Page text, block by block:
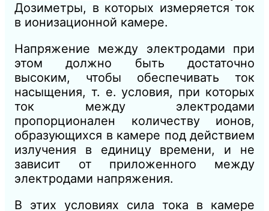
Дозиметры, в которых измеряется ток
в ионизационной камере.
Напряжение между электродами при
этом должно быть достаточно
высоким, чтобы обеспечивать ток
насыщения, т. е. условия, при которых
ток между электродами
пропорционален количеству ионов,
образующихся в камере под действием
излучения в единицу времени, и не
зависит от приложенного между
электродами напряжения.
В этих условиях сила тока в камере